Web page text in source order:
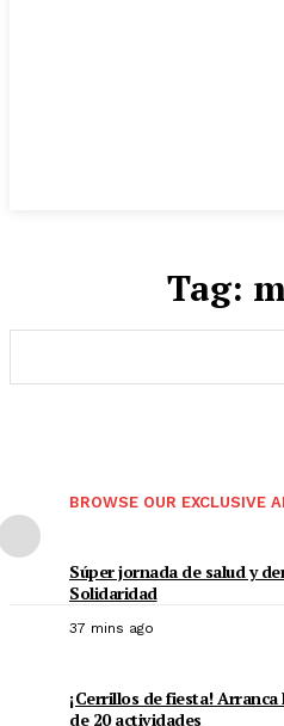
Tag:
BROWSE OUR EXCLUSIVE
Súper jornada de salud y
Solidaridad
37 mins ago
¡Cerrillos de fiesta! Arranca
de 20 actividades